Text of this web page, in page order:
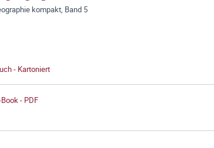
kompakt, Band 5
- Kartoniert
- PDF